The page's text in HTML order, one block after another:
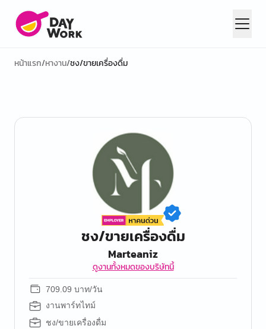
หน้าแรก/หางาน/ชง/ขายเครื่องดื่ม
ชง/ขายเครื่องดื่ม
Marteaniz
ดูงานทั้งหมดของบริษัทนี้
709.09 บาท/วัน
งานพาร์ทไทม์
ชง/ขายเครื่องดื่ม